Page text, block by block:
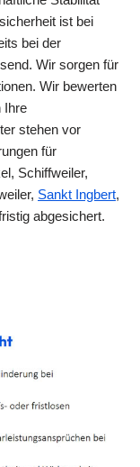
ist bei
bei der
Wir sorgen für
Wir bewerten
Ihre
stehen vor
für
Schiffweiler,
Sankt Ingbert,
abgesichert.